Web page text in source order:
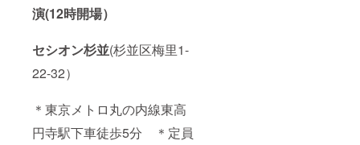
演(12時開場）
セシオン杉並(杉並区梅里1-
22-32）
＊東京メトロ丸の内線東高
円寺駅下車徒歩5分 ＊定員